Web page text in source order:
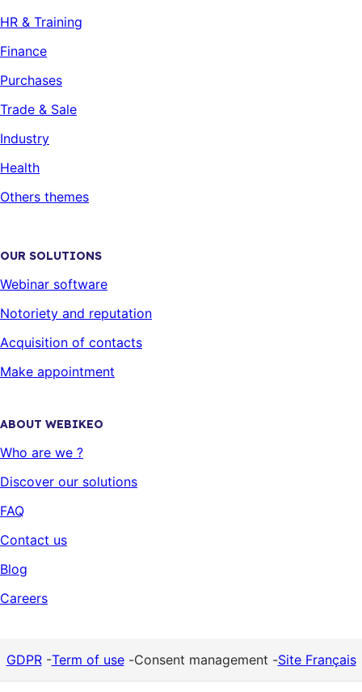
HR & Training
Finance
Purchases
Trade & Sale
Industry
Health
Others themes
OUR SOLUTIONS
Webinar software
Notoriety and reputation
Acquisition of contacts
Make appointment
ABOUT WEBIKEO
Who are we ?
Discover our solutions
FAQ
Contact us
Blog
Careers
GDPR -Term of use -Consent management -Site Français